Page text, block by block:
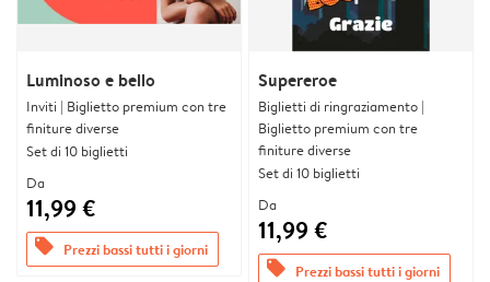
Luminoso e bello
Inviti | Biglietto premium con tre
finiture diverse
Set di 10 biglietti
Da
11,99 €
offers Prezzi bassi tutti i giorni
Supereroe
Biglietti di ringraziamento |
Biglietto premium con tre
finiture diverse
Set di 10 biglietti
Da
11,99 €
offers Prezzi bassi tutti i giorni